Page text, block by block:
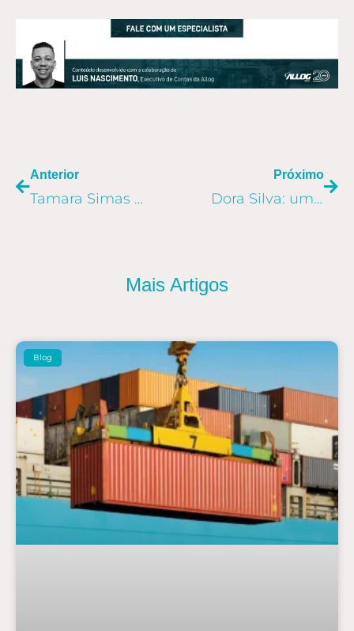
Anterior
Tamara Simas Novais: amor pelo Comex desde cedo
Próximo
Dora Silva: uma história de empreendedorismo no Comex
Mais Artigos
Blog